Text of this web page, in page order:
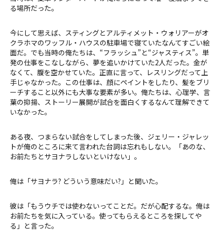
る場所だった。
今にして思えば、スティングとアルティメット・ウォリアーがオ
クラホマのワッフル・ハウスの駐車場で寝ていたなんてすごい絵
面だ。でも当時の俺たちは、“フラッシュ”と“ジャスティス”。単
発の仕事をこなしながら、夢を追いかけていた2人だった。金が
なくて、腹を空かせていた。正直に言って、レスリングだって上
手じゃなかった。この仕事は、顔にペイントをしたり、髪をブリ
ーチすること以外にも大事な要素が多い。俺たちは、心理学、言
葉の抑揚、ストーリー展開が試合を面白くするなんて理解できて
いなかった。
ある夜、つまらない試合をしてしまった後、ジェリー・ジャレッ
トが俺のところに来て言われた台詞は忘れもしない。「あのな、
お前たちとサヨナラしないといけない」。
俺は「サヨナラ? どういう意味だい?」と聞いた。
彼は「もうウチでは使わないってことだ。だが心配するな。俺は
お前たちを気に入っている。使ってもらえるところを探してや
る」と言った。